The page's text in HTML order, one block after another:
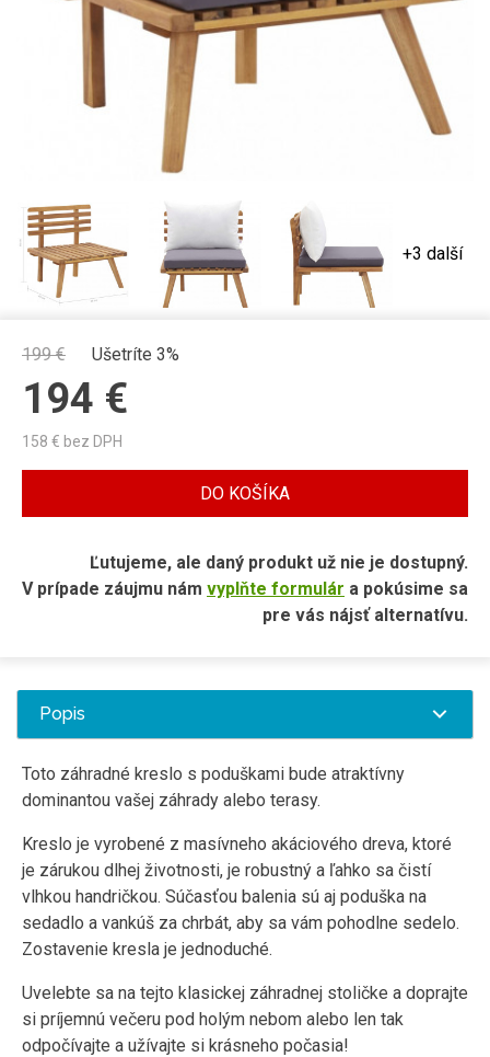
+3 další
199€ Ušetríte 3%
194 €
158 € bez DPH
DO KOŠÍKA
Ľutujeme, ale daný produkt už nie je dostupný.
V prípade záujmu nám vyplňte formulár a pokúsime sa
pre vás nájsť alternatívu.
Popis
Toto záhradné kreslo s poduškami bude atraktívny
dominantou vašej záhrady alebo terasy.
Kreslo je vyrobené z masívneho akáciového dreva, ktoré
je zárukou dlhej životnosti, je robustný a ľahko sa čistí
vlhkou handričkou. Súčasťou balenia sú aj poduška na
sedadlo a vankúš za chrbát, aby sa vám pohodlne sedelo.
Zostavenie kresla je jednoduché.
Uvelebte sa na tejto klasickej záhradnej stoličke a doprajte
si príjemnú večeru pod holým nebom alebo len tak
odpočívajte a užívajte si krásneho počasia!